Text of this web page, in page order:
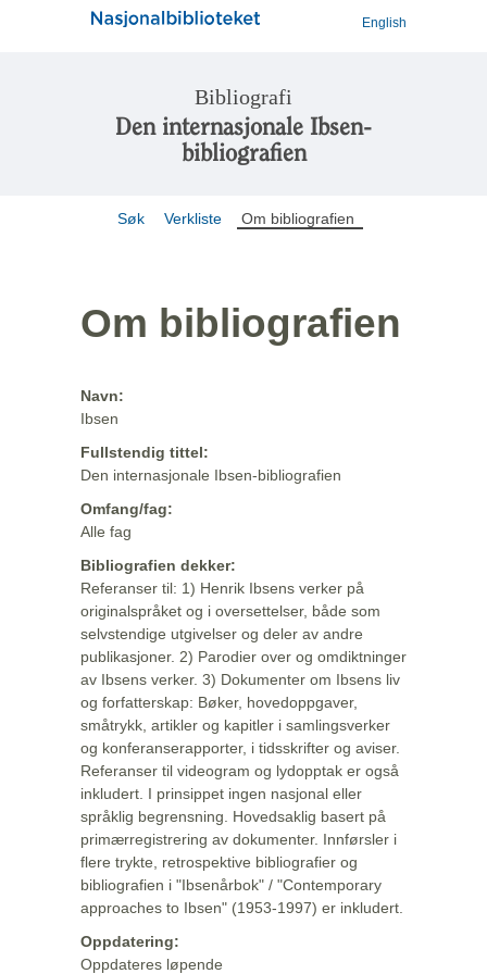
English
Bibliografi
Den internasjonale Ibsen-
bibliografien
Søk Verkliste Om bibliografien
Om bibliografien
Navn:
Ibsen
Fullstendig tittel:
Den internasjonale Ibsen-bibliografien
Omfang/fag:
Alle fag
Bibliografien dekker:
Referanser til: 1) Henrik Ibsens verker på
originalspråket og i oversettelser, både som
selvstendige utgivelser og deler av andre
publikasjoner. 2) Parodier over og omdiktninger
av Ibsens verker. 3) Dokumenter om Ibsens liv
og forfatterskap: Bøker, hovedoppgaver,
småtrykk, artikler og kapitler i samlingsverker
og konferanserapporter, i tidsskrifter og aviser.
Referanser til videogram og lydopptak er også
inkludert. I prinsippet ingen nasjonal eller
språklig begrensning. Hovedsaklig basert på
primærregistrering av dokumenter. Innførsler i
flere trykte, retrospektive bibliografier og
bibliografien i "Ibsenårbok" / "Contemporary
approaches to Ibsen" (1953-1997) er inkludert.
Oppdatering:
Oppdateres løpende